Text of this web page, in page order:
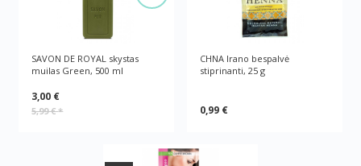
SAVON DE ROYAL skystas
muilas Green, 500 ml
3,00 €
5,99 €*
CHNA Irano bespalvė
stiprinanti, 25 g
0,99 €